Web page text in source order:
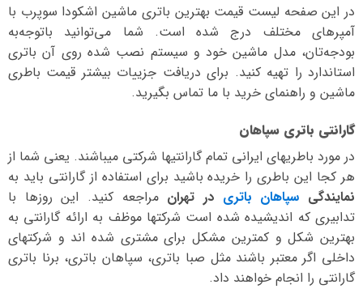
در این صفحه لیست قیمت بهترین باتری ماشین اشکودا سوپرب با
آمپرهای مختلف درج شده است. شما می‌توانید با‌توجه‌به
بودجه‌تان، مدل ماشین خود و سیستم نصب شده روی آن باتری
استاندارد را تهیه کنید. برای دریافت جزییات بیشتر قیمت باطری
ماشین و راهنمای خرید با ما تماس بگیرید.
گارانتی باتری سپاهان
در مورد باطریهای ایرانی تمام گارانتیها شرکتی میباشند. یعنی شما از
هر کجا این باطری را خریده باشید برای استفاده از گارانتی باید به
نمایندگی سپاهان باتری در تهران مراجعه کنید. این روزها با
تدابیری که اندیشیده شده است شرکتها موظف به ارائه گارانتی به
بهترین شکل و کمترین مشکل برای مشتری شده اند و شرکتهای
داخلی اگر معتبر باشند مثل صبا باتری، سپاهان باتری، برنا باتری
گارانتی را انجام خواهند داد.